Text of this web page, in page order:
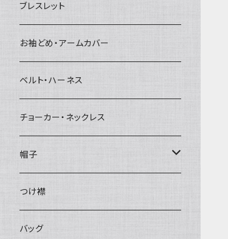
ブレスレット
お袖どめ・アームカバー
ベルト・ハーネス
チョーカー・ネックレス
帽子
ベレー帽
つけ襟
バッグ